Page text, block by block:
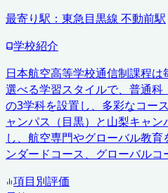
最寄り駅： 東急目黒線 不動前駅
学校紹介
日本航空高等学校通信制課程
選べる学習スタイルで、普通
の3学科を設置し、多彩なコー
ャンパス（目黒）と山梨キャ
し、航空専門やグローバル教
ンダードコース、グローバルコ
項目別評価